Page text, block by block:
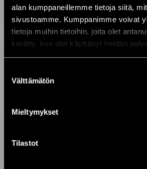
alan kumppaneillemme tietoja siitä,
sivustoamme. Kumppanimme voivat
tietoja muihin tietoihin, joita olet
kerätty, kun olet käyttänyt heidän
valinta
Välttämätön
Mieltymykset
Tilastot
Ole mukana tekemässä historiaa –
varmista paikkasi eurotaistoon nyt!
24.7.2026 11:00
KuPS vastaan Sabah Kuopion Väre
On The Rocks juhlii 25-vuotista